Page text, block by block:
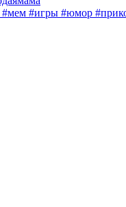
#игры #юмор